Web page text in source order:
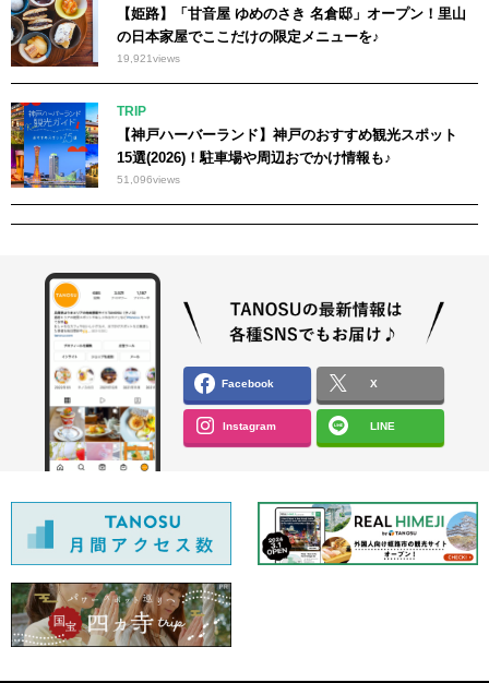
【姫路】「甘音屋 ゆめのさき 名倉邸」オープン！里山
の日本家屋でここだけの限定メニューを♪
19,921views
TRIP
【神戸ハーバーランド】神戸のおすすめ観光スポット
15選(2026)！駐車場や周辺おでかけ情報も♪
51,096views
Facebook X
Instagram LINE